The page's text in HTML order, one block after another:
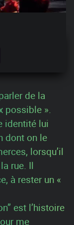
de la
possible ».
identité lui
dont on le
lorsqu’il
rue. Il
à rester un «
est l’histoire
me